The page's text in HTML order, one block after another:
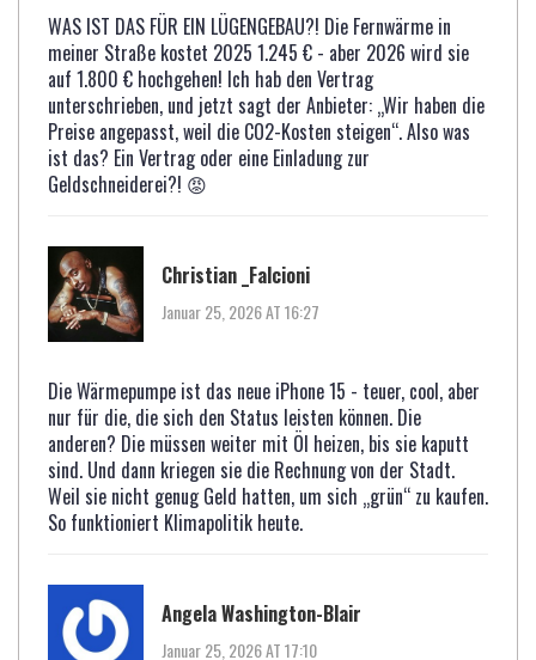
WAS IST DAS FÜR EIN LÜGENGEBAU?! Die Fernwärme in
meiner Straße kostet 2025 1.245 € - aber 2026 wird sie
auf 1.800 € hochgehen! Ich hab den Vertrag
unterschrieben, und jetzt sagt der Anbieter: „Wir haben die
Preise angepasst, weil die CO2-Kosten steigen“. Also was
ist das? Ein Vertrag oder eine Einladung zur
Geldschneiderei?! 😡
Christian _Falcioni
Januar 25, 2026 AT 16:27
Die Wärmepumpe ist das neue iPhone 15 - teuer, cool, aber
nur für die, die sich den Status leisten können. Die
anderen? Die müssen weiter mit Öl heizen, bis sie kaputt
sind. Und dann kriegen sie die Rechnung von der Stadt.
Weil sie nicht genug Geld hatten, um sich „grün“ zu kaufen.
So funktioniert Klimapolitik heute.
Angela Washington-Blair
Januar 25, 2026 AT 17:10